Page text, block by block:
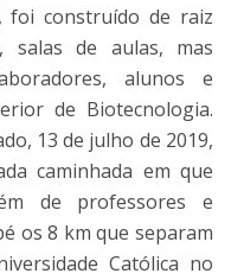
foi construído de raiz
salas de aulas, mas
alunos e
de Biotecnologia.
13 de julho de 2019,
caminhada em que
de professores e
os 8 km que separam
Católica no